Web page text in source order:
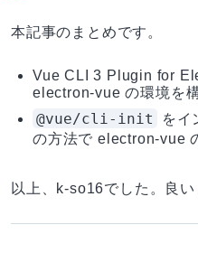
本記事のまとめです。
Vue CLI 3 Plugin for
electron-vue の環境を
@vue/cli-init
をイ
の方法で electron-vue
以上、k-so16でした。良